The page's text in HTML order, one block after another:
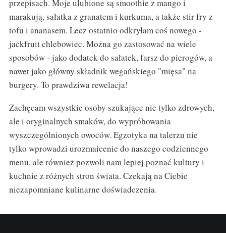
przepisach. Moje ulubione są smoothie z mango i
marakują, sałatka z granatem i kurkuma, a także stir fry z
tofu i ananasem. Lecz ostatnio odkryłam coś nowego -
jackfruit chlebowiec. Można go zastosować na wiele
sposobów - jako dodatek do sałatek, farsz do pierogów, a
nawet jako główny składnik wegańskiego "mięsa" na
burgery. To prawdziwa rewelacja!
Zachęcam wszystkie osoby szukające nie tylko zdrowych,
ale i oryginalnych smaków, do wypróbowania
wyszczególnionych owoców. Egzotyka na talerzu nie
tylko wprowadzi urozmaicenie do naszego codziennego
menu, ale również pozwoli nam lepiej poznać kultury i
kuchnie z różnych stron świata. Czekają na Ciebie
niezapomniane kulinarne doświadczenia.